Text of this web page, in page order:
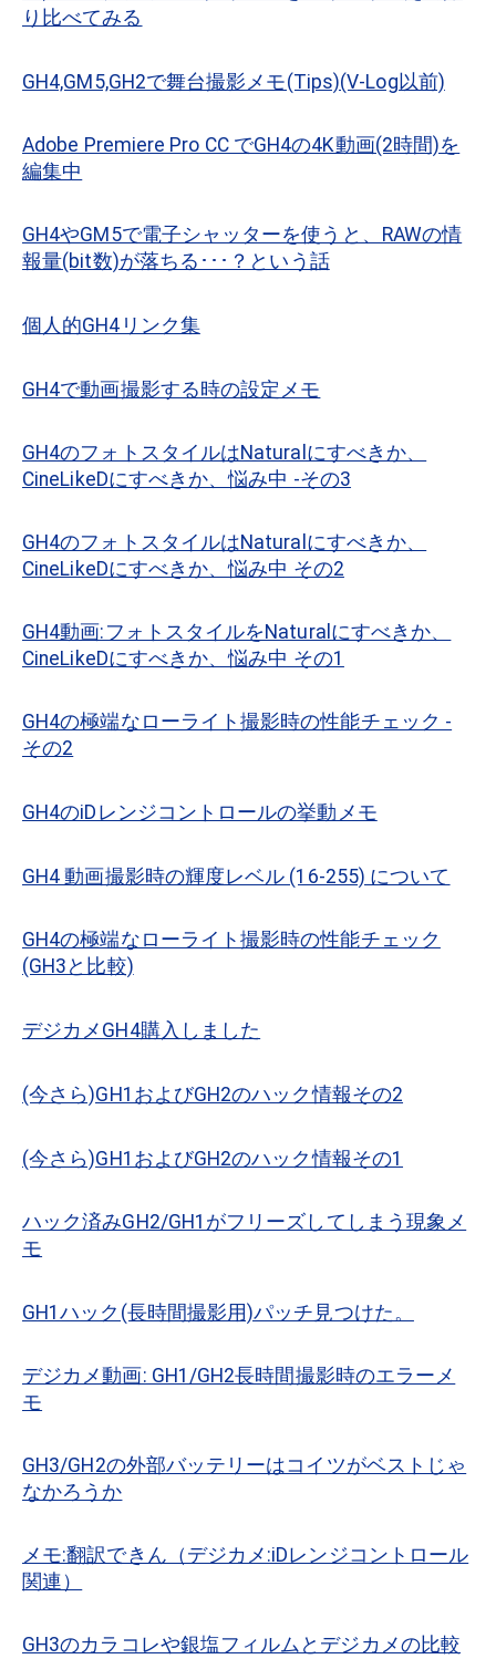
り比べてみる
GH4,GM5,GH2で舞台撮影メモ(Tips)(V-Log以前)
Adobe Premiere Pro CC でGH4の4K動画(2時間)を
編集中
GH4やGM5で電子シャッターを使うと、RAWの情
報量(bit数)が落ちる･･･？という話
個人的GH4リンク集
GH4で動画撮影する時の設定メモ
GH4のフォトスタイルはNaturalにすべきか、
CineLikeDにすべきか、悩み中 -その3
GH4のフォトスタイルはNaturalにすべきか、
CineLikeDにすべきか、悩み中 その2
GH4動画:フォトスタイルをNaturalにすべきか、
CineLikeDにすべきか、悩み中 その1
GH4の極端なローライト撮影時の性能チェック -
その2
GH4のiDレンジコントロールの挙動メモ
GH4 動画撮影時の輝度レベル (16-255) について
GH4の極端なローライト撮影時の性能チェック
(GH3と比較)
デジカメGH4購入しました
(今さら)GH1およびGH2のハック情報その2
(今さら)GH1およびGH2のハック情報その1
ハック済みGH2/GH1がフリーズしてしまう現象メ
モ
GH1ハック(長時間撮影用)パッチ見つけた。
デジカメ動画: GH1/GH2長時間撮影時のエラーメ
モ
GH3/GH2の外部バッテリーはコイツがベストじゃ
なかろうか
メモ:翻訳できん（デジカメ:iDレンジコントロール
関連）
GH3のカラコレや銀塩フィルムとデジカメの比較